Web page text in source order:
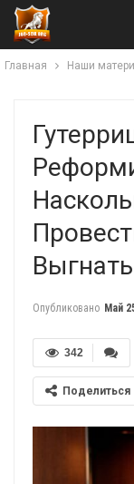
Главная Наши
Опубликовано Май
342
Поделиться